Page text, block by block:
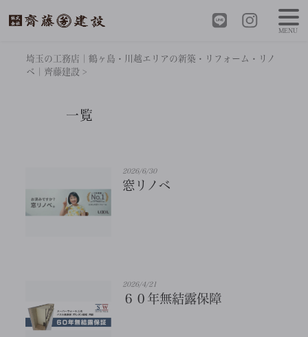
埼玉の工務店｜鶴ヶ島・川越エリアの新築・リフォーム・リノ
ベ｜齊藤建設 >
一覧
2026/6/30
窓リノベ
2026/4/21
６０年無結露保障
MENU